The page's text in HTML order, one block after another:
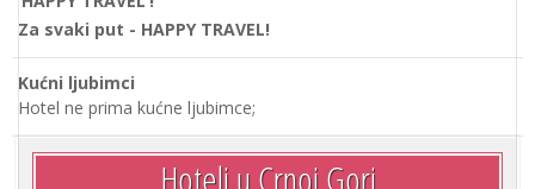
Za svaki put - HAPPY TRAVEL!
Kućni ljubimci
Hotel ne prima kućne ljubimce;
Hoteli u Crnoj Gori